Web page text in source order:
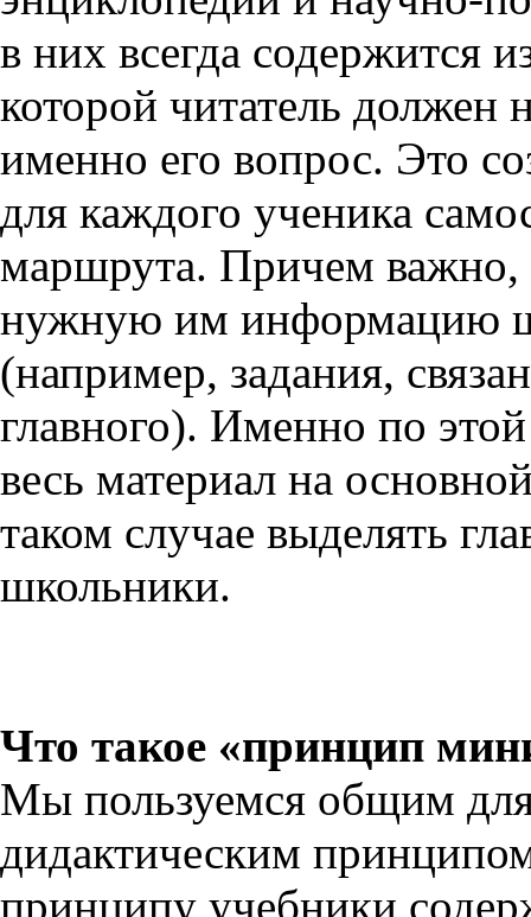
в них всегда содержится
которой читатель должен
именно его вопрос. Это
для каждого ученика
маршрута. Причем важно,
нужную им информацию
(например, задания,
главного). Именно по
весь материал на
таком случае выделять
школьники.
Что такое «принцип
Мы пользуемся общим
дидактическим
принципу учебники